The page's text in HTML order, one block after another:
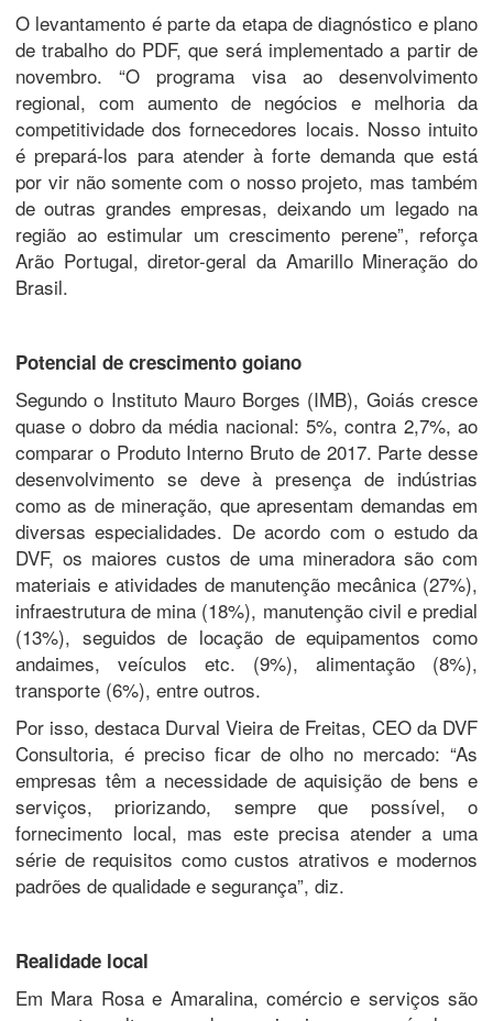
O levantamento é parte da etapa de diagnóstico e plano
de trabalho do PDF, que será implementado a partir de
novembro. “O programa visa ao desenvolvimento
regional, com aumento de negócios e melhoria da
competitividade dos fornecedores locais. Nosso intuito
é prepará-los para atender à forte demanda que está
por vir não somente com o nosso projeto, mas também
de outras grandes empresas, deixando um legado na
região ao estimular um crescimento perene”, reforça
Arão Portugal, diretor-geral da Amarillo Mineração do
Brasil.
Potencial de crescimento goiano
Segundo o Instituto Mauro Borges (IMB), Goiás cresce
quase o dobro da média nacional: 5%, contra 2,7%, ao
comparar o Produto Interno Bruto de 2017. Parte desse
desenvolvimento se deve à presença de indústrias
como as de mineração, que apresentam demandas em
diversas especialidades. De acordo com o estudo da
DVF, os maiores custos de uma mineradora são com
materiais e atividades de manutenção mecânica (27%),
infraestrutura de mina (18%), manutenção civil e predial
(13%), seguidos de locação de equipamentos como
andaimes, veículos etc. (9%), alimentação (8%),
transporte (6%), entre outros.
Por isso, destaca Durval Vieira de Freitas, CEO da DVF
Consultoria, é preciso ficar de olho no mercado: “As
empresas têm a necessidade de aquisição de bens e
serviços, priorizando, sempre que possível, o
fornecimento local, mas este precisa atender a uma
série de requisitos como custos atrativos e modernos
padrões de qualidade e segurança”, diz.
Realidade local
Em Mara Rosa e Amaralina, comércio e serviços são